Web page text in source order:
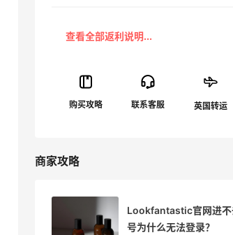
英国转运
商家攻略
Lookfantastic官网进不
号为什么无法登录？